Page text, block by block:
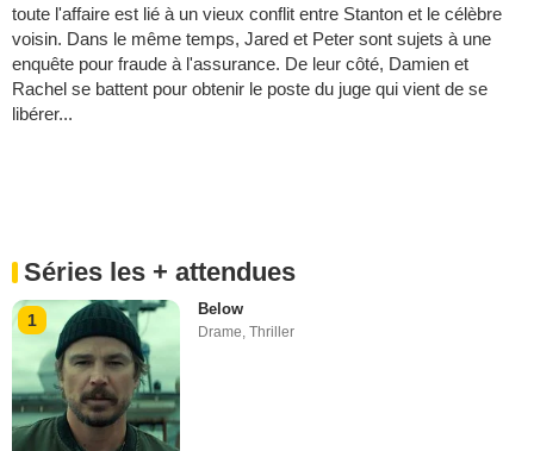
toute l'affaire est lié à un vieux conflit entre Stanton et le célèbre
voisin. Dans le même temps, Jared et Peter sont sujets à une
enquête pour fraude à l'assurance. De leur côté, Damien et
Rachel se battent pour obtenir le poste du juge qui vient de se
libérer...
Séries les + attendues
1
Below
Drame,Thriller